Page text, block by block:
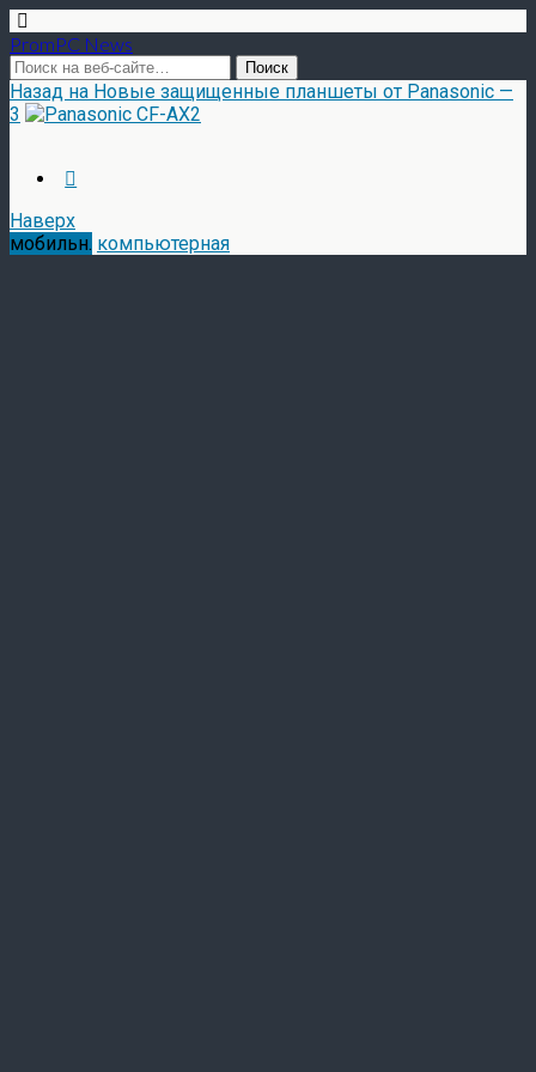
PromPC News
Назад на Новые защищенные планшеты от Panasonic —
3
Наверх
мобильн. компьютерная